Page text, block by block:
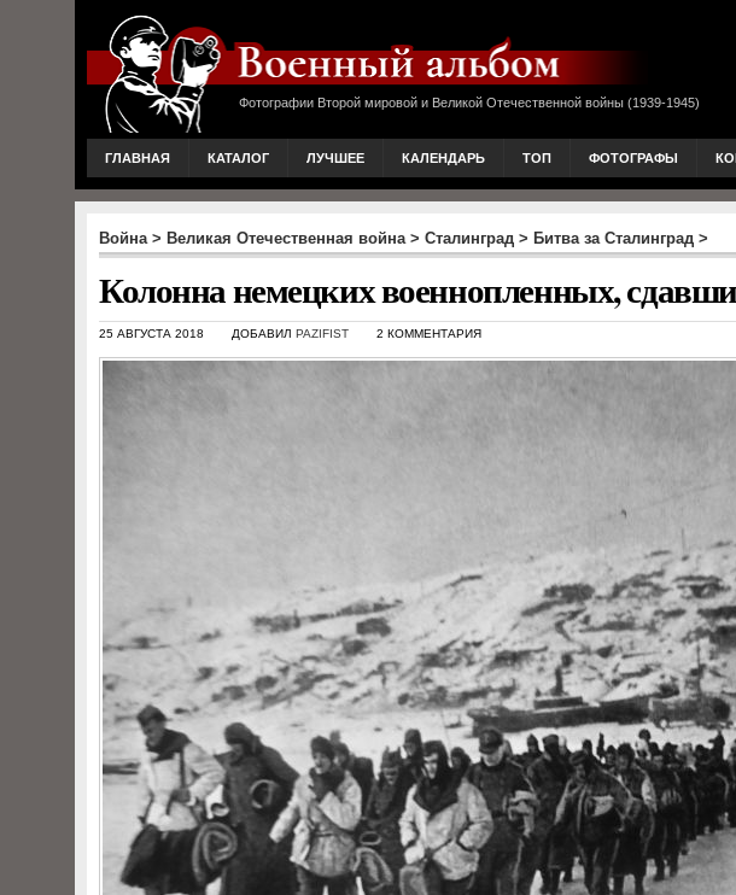
Фотографии Второй мировой и Великой Отечественной войны (1939-1945)
ГЛАВНАЯ КАТАЛОГ ЛУЧШЕЕ КАЛЕНДАРЬ ТОП ФОТОГРАФЫ
Война> Великая Отечественная война> Сталинград > Битва за Сталинград >
Колонна немецких военнопленных,
25 АВГУСТА 2018 ДОБАВИЛ PAZIFIST 2 КОММЕНТАРИЯ